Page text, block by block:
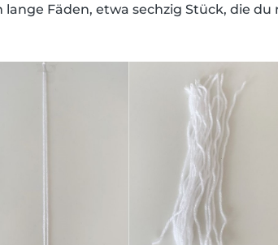
lange Fäden, etwa sechzig Stück, die